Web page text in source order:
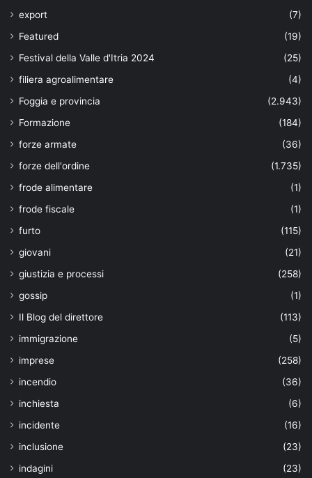
export
(7)
Featured
(19)
Festival della Valle d'Itria 2024
(25)
filiera agroalimentare
(4)
Foggia e provincia
(2.943)
Formazione
(184)
forze armate
(36)
forze dell'ordine
(1.735)
frode alimentare
(1)
frode fiscale
(1)
furto
(115)
giovani
(21)
giustizia e processi
(258)
gossip
(1)
Il Blog del direttore
(113)
immigrazione
(5)
imprese
(258)
incendio
(36)
inchiesta
(6)
incidente
(16)
inclusione
(23)
indagini
(23)